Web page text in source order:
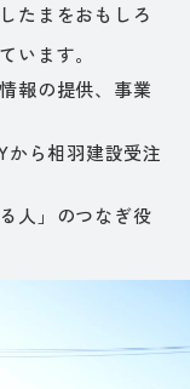
たまをおもしろ
います。
報の提供、事業
から相羽建設受注
人」のつなぎ役